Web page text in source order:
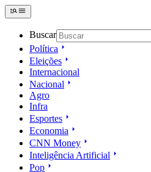
Buscar
Política
Eleições
Internacional
Nacional
Agro
Infra
Esportes
Economia
CNN Money
Inteligência Artificial
Pop